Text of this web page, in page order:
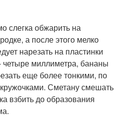
слегка обжарить на
а после этого мелко
нарезать на пластинки
миллиметра, бананы
еще более тонкими, по
Сметану смешать
взбить до образования